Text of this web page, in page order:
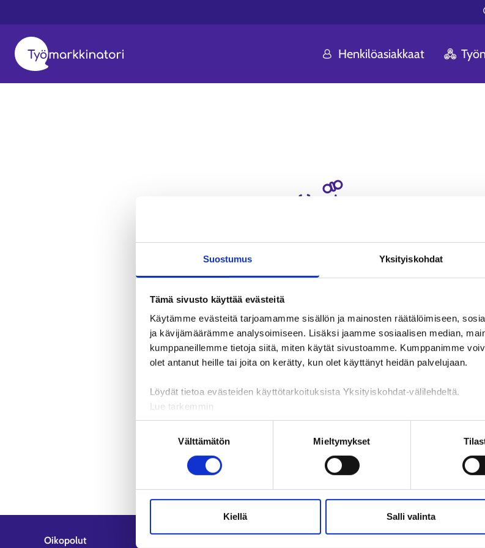
Suostumus Yksityiskohdat
Tämä sivusto käyttää evästeitä
Käytämme evästeitä tarjoamamme sisällön ja mainosten räätälöimiseen,
ja kävijämäärämme analysoimiseen. Lisäksi jaamme sosiaalisen median,
kumppaneillemme tietoja siitä, miten käytät sivustoamme. Kumppanimme
olet antanut heille tai joita on kerätty, kun olet käyttänyt heidän palvelujaan.
Löydät tietoa evästeiden käyttötarkoituksista Yksityiskohdat-välilehdeltä.
Lue tarkemmin
Evästeet
Tietosuoja ja henkilötietojen käsittely
Välttämätön Mieltymykset
Kiellä Salli valinta
Henkilöasiakkaat
Voi ei!
Oikopolut